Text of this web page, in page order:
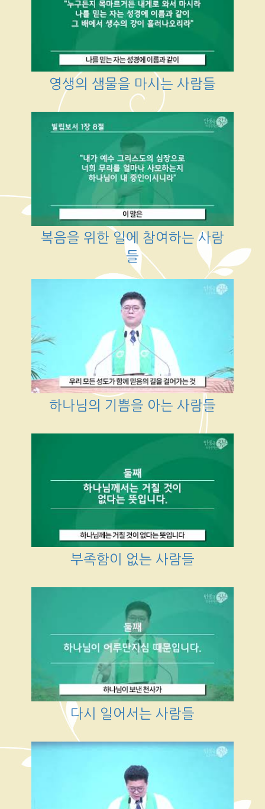
영생의 샘물을 마시는 사람들
복음을 위한 일에 참여하는 사람
들
하나님의 기쁨을 아는 사람들
부족함이 없는 사람들
다시 일어서는 사람들